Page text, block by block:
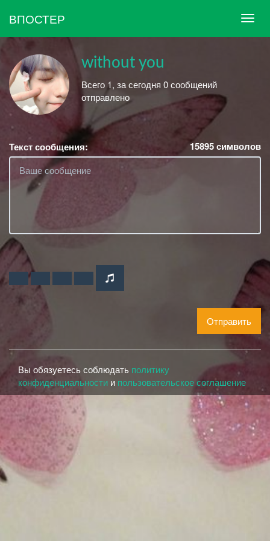
ВПОСТЕР
without you
Всего 1, за сегодня 0 сообщений
отправлено
Текст сообщения: 15895символов
Отправить
Вы обязуетесь соблюдать политику
конфиденциальности и пользовательское соглашение